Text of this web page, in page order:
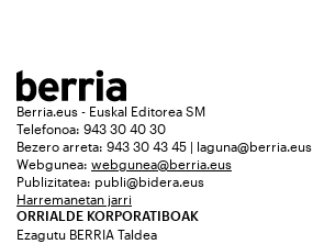
Berria.eus - Euskal Editorea SM
Telefonoa: 943 30 40 30
Bezero arreta: 943 30 43 45 | laguna@berria.eus
Webgunea: webgunea@berria.eus
Publizitatea: publi@bidera.eus
Harremanetan jarri
ORRIALDE KORPORATIBOAK
Ezagutu BERRIA Taldea